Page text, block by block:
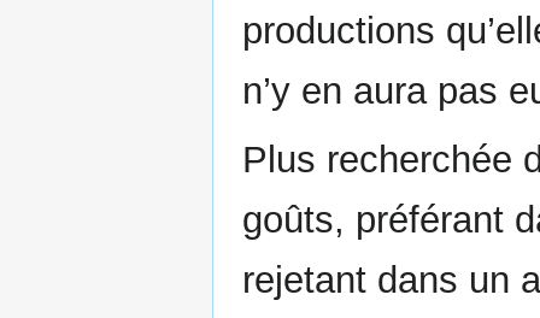
productions
n’y en aura pas
Plus recherchée
goûts, préférant
rejetant dans un